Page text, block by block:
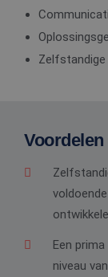
Zelfstandige
Een
niveau